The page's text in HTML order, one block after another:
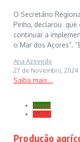
O Secretário
Pinho, declarou que
continuar a
o Mar dos Açores”.
Ana Azevedo
27 de Novembro, 2024
Saiba mais...
Açores
ALRAA
Produção